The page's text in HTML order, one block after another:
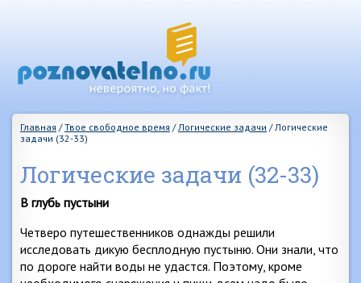
Главная /Твое свободное время /Логические задачи /Логические
задачи (32-33)
Логические задачи (32-33)
В глубь пустыни
Четверо путешественников однажды решили
исследовать дикую бесплодную пустыню. Они знали, что
по дороге найти воды не удастся. Поэтому, кроме